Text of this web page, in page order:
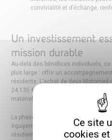
Ce site
cookies et
convivialité et d’échange,
Un investissement
mission durable
Au-delà des bénéfices individuels,
plus large : offrir un
résidents. L’achat de deux
24.135 €, une somme significative,
matériel technique adapté à leurs
La phase de test menée en 2024 a
équipement, avec des bénéfices
résidents. En favorisant leur bien-